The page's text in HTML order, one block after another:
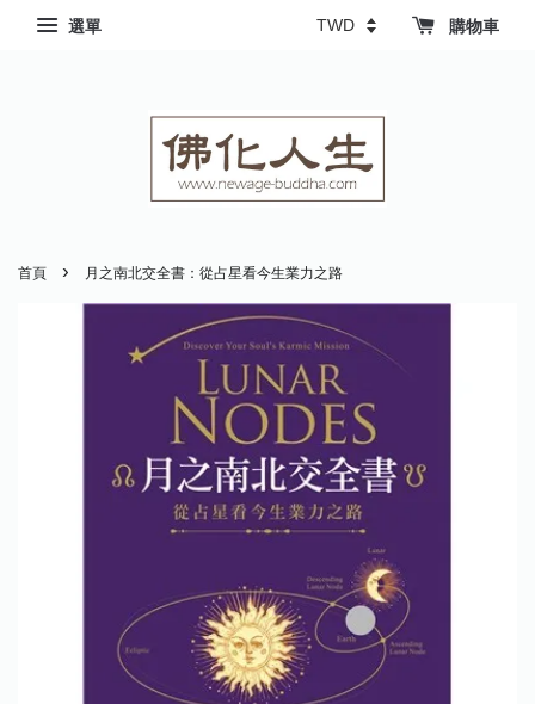
選單 購物車
首頁 › 月之南北交全書：從占星看今生業力之路